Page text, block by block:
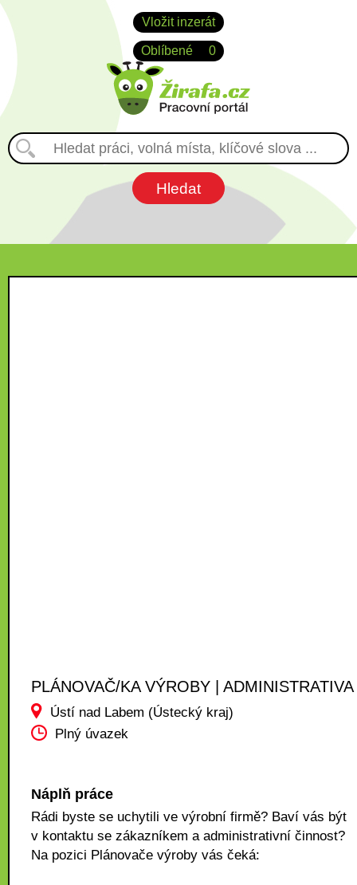
Vložit inzerát
Oblíbené 0
PLÁNOVAČ/KA VÝROBY | ADMINISTRATIVA
Ústí nad Labem (Ústecký kraj)
Plný úvazek
Náplň práce
Rádi byste se uchytili ve výrobní firmě? Baví vás být
v kontaktu se zákazníkem a administrativní činnost?
Na pozici Plánovače výroby vás čeká: